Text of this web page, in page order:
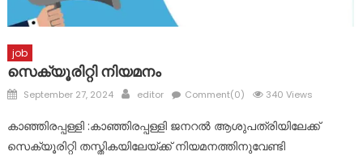
job
സെക്യൂരിറ്റി നിയമനം
Posted
September 27, 2024 Author
editor Comment(0) 340 Views
കാഞ്ഞിരപ്പള്ളി :കാഞ്ഞിരപ്പള്ളി ജനറൽ ആശുപത്രിയിലേക്ക്
സെക്യൂരിറ്റി തസ്തികയിലേയ്ക്ക് നിയമനത്തിനുവേണ്ടി